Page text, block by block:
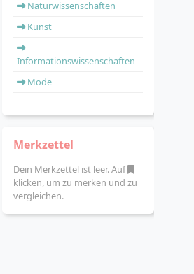
Naturwissenschaften
Kunst
Informationswissenschaften
Mode
Merkzettel
Dein Merkzettel ist leer. Auf
klicken, um zu merken und zu
vergleichen.